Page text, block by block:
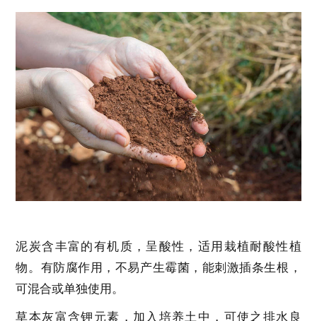
泥炭含丰富的有机质，呈酸性，适用栽植耐酸性植
物。有防腐作用，不易产生霉菌，能刺激插条生根，
可混合或单独使用。
草本灰富含钾元素，加入培养土中，可使之排水良